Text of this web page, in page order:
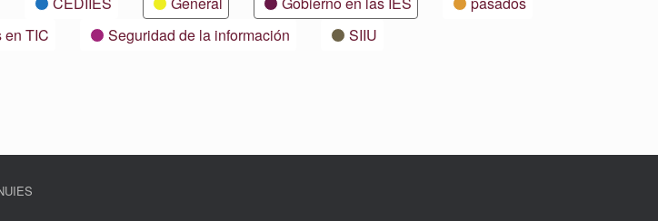
en TIC Seguridad de la información
SIIU